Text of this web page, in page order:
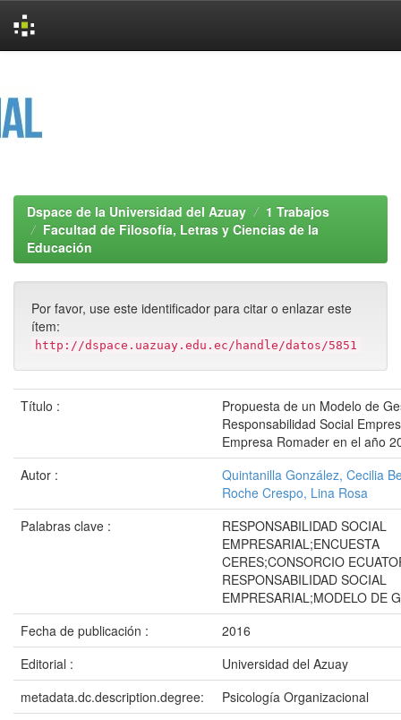
Dspace de la Universidad del Azuay
1 Trabajos
Facultad de Filosofía, Letras y Ciencias de la
Educación
Por favor, use este identificador para citar o enlazar este
ítem:
http://dspace.uazuay.edu.ec/handle/datos/5851
Título :
Propuesta de un Modelo de
Responsabilidad Social
Empresa Romader en el año
Autor :
Quintanilla González, Cecilia
Roche Crespo, Lina Rosa
Palabras clave :
RESPONSABILIDAD SOCIAL
EMPRESARIAL;ENCUESTA
CERES;CONSORCIO
RESPONSABILIDAD SOCIAL
EMPRESARIAL;MODELO DE
Fecha de publicación :
2016
Editorial :
Universidad del Azuay
metadata.dc.description.degree:
Psicología Organizacional